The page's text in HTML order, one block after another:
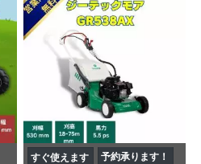
すぐ使えます
予約承ります！